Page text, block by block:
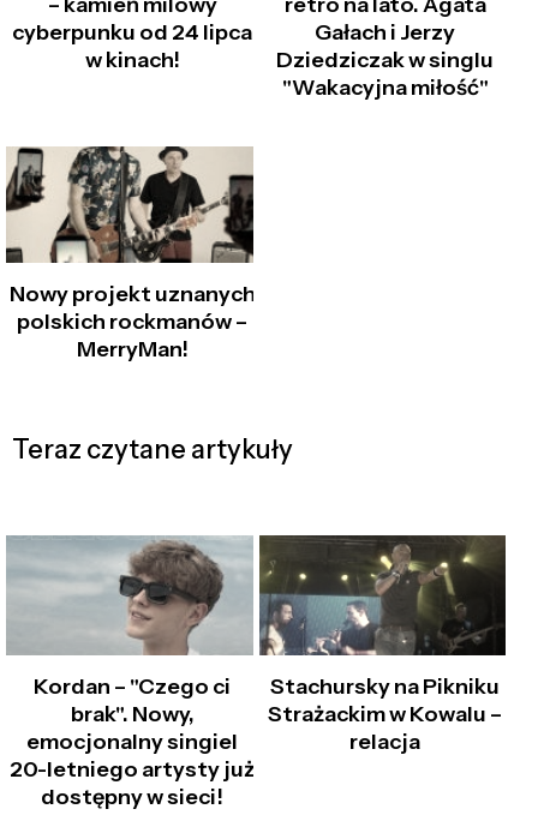
cyberpunku od 24 lipca
w kinach!
Gałach i Jerzy
Dziedziczak w singlu
"Wakacyjna miłość"
Nowy projekt uznanych
polskich rockmanów –
MerryMan!
Teraz czytane artykuły
Kordan – "Czego ci
brak". Nowy,
emocjonalny singiel
20-letniego artysty już
dostępny w sieci!
Stachursky na Pikniku
Strażackim w Kowalu –
relacja